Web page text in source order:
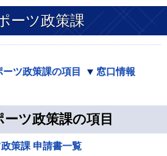
ーツ政策課
ツ政策課の項目
窓口情報
ツ政策課の項目
策課 申請書一覧